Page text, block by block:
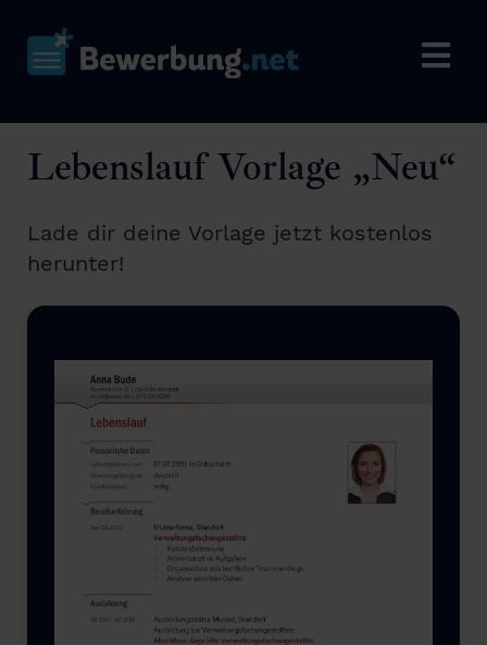
Lebenslauf Vorlage „Neu“
Lade dir deine Vorlage jetzt kostenlos
herunter!